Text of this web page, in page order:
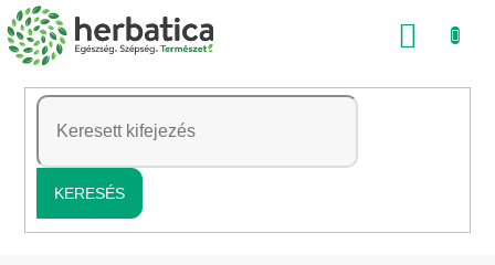
Ugrás
a
tartalomhoz
KERESÉS